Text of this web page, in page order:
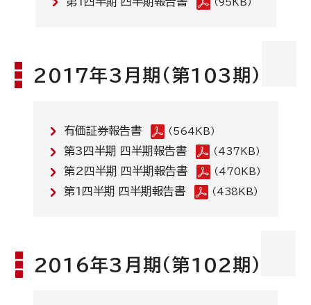
2017年3月期(第103期)
有価証券報告書 （564KB）
第3四半期 四半期報告書 （437KB）
第2四半期 四半期報告書 （470KB）
第1四半期 四半期報告書 （438KB）
2016年3月期(第102期)